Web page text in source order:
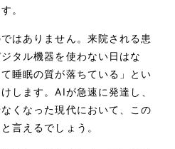
。
はありません。来院される患
タル機器を使わない日はな
睡眠の質が落ちている」とい
します。AIが急速に発達し、
くなった現代において、この
言えるでしょう。